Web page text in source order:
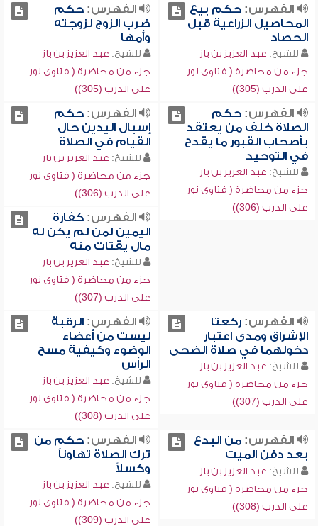
الفهرس:حكم بيع
المحاصيل الزراعية قبل
الحصاد
للشيخ: عبد العزيز بن باز
جزء من محاضرة ( فتاوى نور
على الدرب (305))
الفهرس:حكم
ضرب الزوج لزوجته
وأمها
للشيخ: عبد العزيز بن باز
جزء من محاضرة ( فتاوى نور
على الدرب (305))
الفهرس:حكم
الصلاة خلف من يعتقد
بأصحاب القبور ما يقدح
في التوحيد
للشيخ: عبد العزيز بن باز
جزء من محاضرة ( فتاوى نور
على الدرب (306))
الفهرس:حكم
إسبال اليدين حال
القيام في الصلاة
للشيخ: عبد العزيز بن باز
جزء من محاضرة ( فتاوى نور
على الدرب (306))
الفهرس:كفارة
اليمين لمن لم يكن له
مال يقتات منه
للشيخ: عبد العزيز بن باز
جزء من محاضرة ( فتاوى نور
على الدرب (307))
الفهرس:ركعتا
الإشراق ومدى اعتبار
دخولهما في صلاة الضحى
للشيخ: عبد العزيز بن باز
جزء من محاضرة ( فتاوى نور
على الدرب (307))
الفهرس:الرقبة
ليست من أعضاء
الوضوء وكيفية مسح
الرأس
للشيخ: عبد العزيز بن باز
جزء من محاضرة ( فتاوى نور
على الدرب (308))
الفهرس:من البدع
بعد دفن الميت
للشيخ: عبد العزيز بن باز
جزء من محاضرة ( فتاوى نور
على الدرب (308))
الفهرس:حكم من
ترك الصلاة تهاوناً
وكسلاً
للشيخ: عبد العزيز بن باز
جزء من محاضرة ( فتاوى نور
على الدرب (309))